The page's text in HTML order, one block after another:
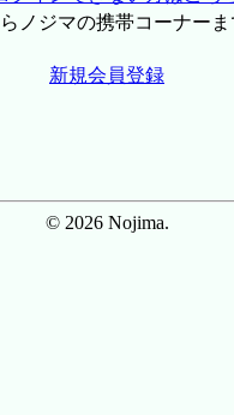
ノジマの携帯コーナーま
新規会員登録
© 2026 Nojima.